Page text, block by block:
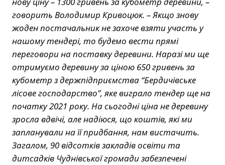
говорить Володимир Кривоцюк. – Якщо знову
жоден постачальник не захоче взяти участь у
нашому тендері, то будемо вести прямі
переговори на поставку деревини. Наразі ми ще
отримуємо деревину за ціною 650 гривень за
кубометр з держпідприємства “Бердичівське
лісове господарство”, яке виграло тендер ще на
початку 2021 року. На сьогодні ціна не деревину
зросла вдвічі, але надіюся, що коштів, які ми
запланували на її придбання, нам вистачить.
Загалом, 90 відсотків закладів освіти та
дитсадків Чуднівської громади забезпечені